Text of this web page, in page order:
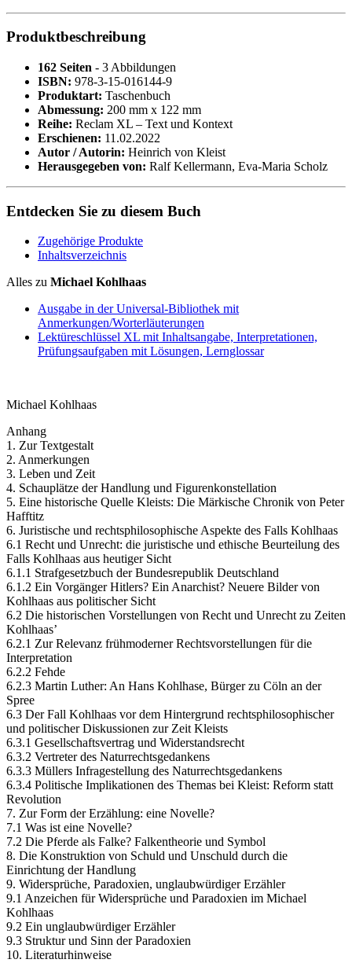
Produktbeschreibung
162 Seiten - 3 Abbildungen
ISBN: 978-3-15-016144-9
Produktart: Taschenbuch
Abmessung: 200 mm x 122 mm
Reihe: Reclam XL – Text und Kontext
Erschienen: 11.02.2022
Autor / Autorin: Heinrich von Kleist
Herausgegeben von: Ralf Kellermann, Eva-Maria Scholz
Entdecken Sie zu diesem Buch
Zugehörige Produkte
Inhaltsverzeichnis
Alles zu Michael Kohlhaas
Ausgabe in der Universal-Bibliothek mit
Anmerkungen/Worterläuterungen
Lektüreschlüssel XL mit Inhaltsangabe, Interpretationen,
Prüfungsaufgaben mit Lösungen, Lernglossar
Michael Kohlhaas
Anhang
1. Zur Textgestalt
2. Anmerkungen
3. Leben und Zeit
4. Schauplätze der Handlung und Figurenkonstellation
5. Eine historische Quelle Kleists: Die Märkische Chronik von Peter
Hafftitz
6. Juristische und rechtsphilosophische Aspekte des Falls Kohlhaas
6.1 Recht und Unrecht: die juristische und ethische Beurteilung des
Falls Kohlhaas aus heutiger Sicht
6.1.1 Strafgesetzbuch der Bundesrepublik Deutschland
6.1.2 Ein Vorgänger Hitlers? Ein Anarchist? Neuere Bilder von
Kohlhaas aus politischer Sicht
6.2 Die historischen Vorstellungen von Recht und Unrecht zu Zeiten
Kohlhaas’
6.2.1 Zur Relevanz frühmoderner Rechtsvorstellungen für die
Interpretation
6.2.2 Fehde
6.2.3 Martin Luther: An Hans Kohlhase, Bürger zu Cöln an der
Spree
6.3 Der Fall Kohlhaas vor dem Hintergrund rechtsphilosophischer
und politischer Diskussionen zur Zeit Kleists
6.3.1 Gesellschaftsvertrag und Widerstandsrecht
6.3.2 Vertreter des Naturrechtsgedankens
6.3.3 Müllers Infragestellung des Naturrechtsgedankens
6.3.4 Politische Implikationen des Themas bei Kleist: Reform statt
Revolution
7. Zur Form der Erzählung: eine Novelle?
7.1 Was ist eine Novelle?
7.2 Die Pferde als Falke? Falkentheorie und Symbol
8. Die Konstruktion von Schuld und Unschuld durch die
Einrichtung der Handlung
9. Widersprüche, Paradoxien, unglaubwürdiger Erzähler
9.1 Anzeichen für Widersprüche und Paradoxien im Michael
Kohlhaas
9.2 Ein unglaubwürdiger Erzähler
9.3 Struktur und Sinn der Paradoxien
10. Literaturhinweise